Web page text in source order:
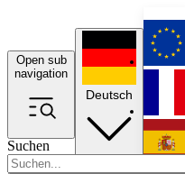
Open sub
navigation
Suchen
Deutsch